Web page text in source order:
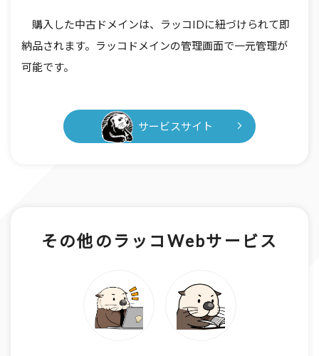
購入した中古ドメインは、ラッコIDに紐づけられて即
納品されます。ラッコドメインの管理画面で一元管理が
可能です。
サービスサイト
その他のラッコWebサービス